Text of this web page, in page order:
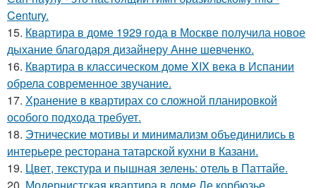
Century.
15. Квартира в доме 1929 года в Москве получила новое
дыхание благодаря дизайнеру Анне шевченко.
16. Квартира в классическом доме XIX века в Испании
обрела современное звучание.
17. Хранение в квартирах со сложной планировкой
особого подхода требует.
18. Этнические мотивы и минимализм объединились в
интерьере ресторана татарской кухни в Казани.
19. Цвет, текстура и пышная зелень: отель в Паттайе.